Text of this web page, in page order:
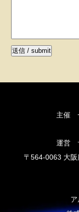
主催
運営
〒564-0063 大